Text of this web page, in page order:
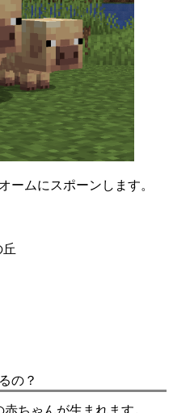
ームにスポーンします。
の？
ちゃんが生まれます。